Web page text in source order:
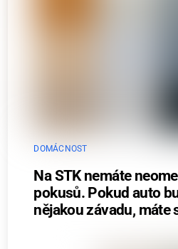
DOMÁCNOST
Na STK nemáte
pokusů. Pokud auto
nějakou závadu, máte